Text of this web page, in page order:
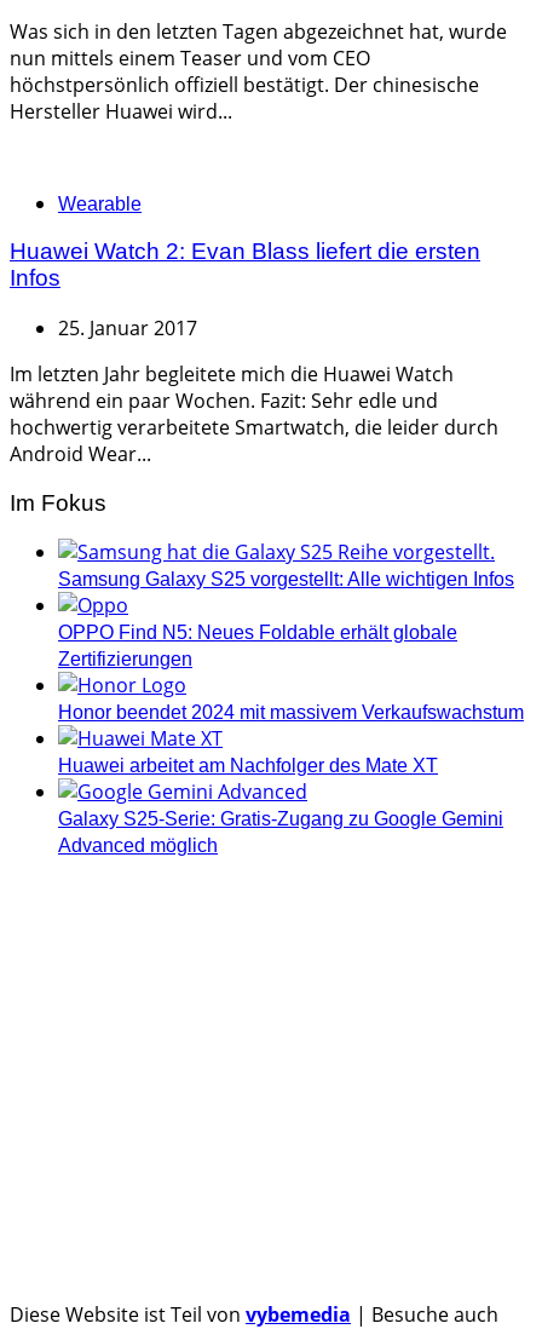
Was sich in den letzten Tagen abgezeichnet hat, wurde
nun mittels einem Teaser und vom CEO
höchstpersönlich offiziell bestätigt. Der chinesische
Hersteller Huawei wird...
Categories
Wearable
Huawei Watch 2: Evan Blass liefert die ersten
Infos
25. Januar 2017
Im letzten Jahr begleitete mich die Huawei Watch
während ein paar Wochen. Fazit: Sehr edle und
hochwertig verarbeitete Smartwatch, die leider durch
Android Wear...
Im Fokus
Samsung Galaxy S25 vorgestellt: Alle wichtigen Infos
OPPO Find N5: Neues Foldable erhält globale
Zertifizierungen
Honor beendet 2024 mit massivem Verkaufswachstum
Huawei arbeitet am Nachfolger des Mate XT
Galaxy S25-Serie: Gratis-Zugang zu Google Gemini
Advanced möglich
Diese Website ist Teil von vybemedia | Besuche auch